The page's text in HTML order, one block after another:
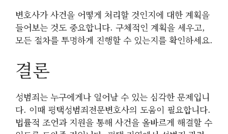
변호사가 사건을 어떻게 처리할 것인지에 대한 계획을
들어보는 것도 중요합니다. 구체적인 계획을 세우고,
모든 절차를 투명하게 진행할 수 있는지를 확인하세요.
결론
성범죄는 누구에게나 일어날 수 있는 심각한 문제입니
다. 이때 평택성범죄전문변호사의 도움이 필요합니다.
법률적 조언과 지원을 통해 사건을 올바르게 해결할 수